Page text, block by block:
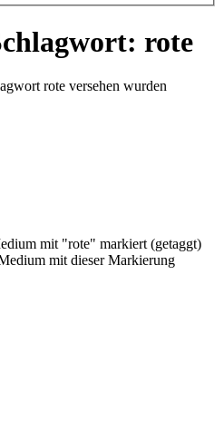
rote
rote versehen wurden
mit "rote" markiert (getaggt)
mit dieser Markierung